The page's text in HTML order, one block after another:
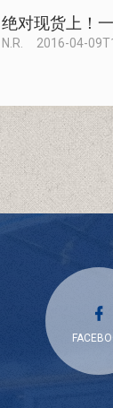
绝对现货上！
N.R. 2016-04-